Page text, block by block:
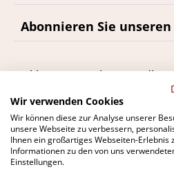
Abonnieren Sie
*inkl. MwSt., zzgl.
Du findest bremerwein.de
Wir verwenden Cookies
Wir können diese zur Analyse unserer
unsere Webseite zu verbessern,
Ihnen ein großartiges Webseiten-Erlebnis
Informationen zu den von uns
Einstellungen.